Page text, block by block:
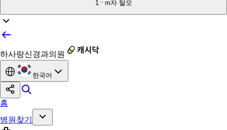
1 m자 탈모
하사랑신경과의원
한국어
홈
병원찾기